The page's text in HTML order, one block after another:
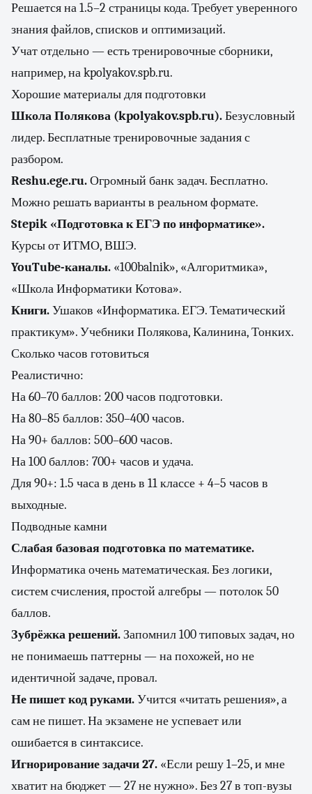
Решается на 1.5–2 страницы кода. Требует уверенного
знания файлов, списков и оптимизаций.
Учат отдельно — есть тренировочные сборники,
например, на kpolyakov.spb.ru.
Хорошие материалы для подготовки
Школа Полякова (kpolyakov.spb.ru).Безусловный
лидер. Бесплатные тренировочные задания с
разбором.
Reshu.ege.ru.Огромный банк задач. Бесплатно.
Можно решать варианты в реальном формате.
Stepik «Подготовка к ЕГЭ по информатике».
Курсы от ИТМО, ВШЭ.
YouTube-каналы. «100balnik», «Алгоритмика»,
«Школа Информатики Котова».
Книги.Ушаков «Информатика. ЕГЭ. Тематический
практикум». Учебники Полякова, Калинина, Тонких.
Сколько часов готовиться
Реалистично:
На 60–70 баллов: 200 часов подготовки.
На 80–85 баллов: 350–400 часов.
На 90+ баллов: 500–600 часов.
На 100 баллов: 700+ часов и удача.
Для 90+: 1.5 часа в день в 11 классе + 4–5 часов в
выходные.
Подводные камни
Слабая базовая подготовка по математике.
Информатика очень математическая. Без логики,
систем счисления, простой алгебры — потолок 50
баллов.
Зубрёжка решений.Запомнил 100 типовых задач, но
не понимаешь паттерны — на похожей, но не
идентичной задаче, провал.
Не пишет код руками.Учится «читать решения», а
сам не пишет. На экзамене не успевает или
ошибается в синтаксисе.
Игнорирование задачи 27. «Если решу 1–25, и мне
хватит на бюджет — 27 не нужно». Без 27 в топ-вузы